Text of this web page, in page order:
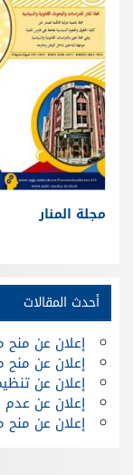
مجلة المنار
أحدث المقالات
إعلان عن منح
إعلان عن منح
إعلان عن تنظيم
إعلان عن عدم
إعلان عن منح